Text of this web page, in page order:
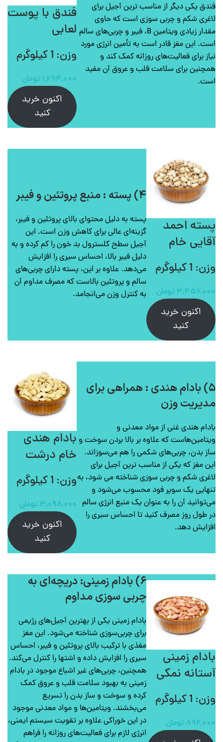
فندق یکی دیگر از مناسب ترین آجیل برای
لاغری شکم و چربی سوزی است که حاوی
مقدار زیادی ویتامین B، فیبر و چربی‌های سالم
است. این مغز قادر است به تأمین انرژی مورد
نیاز برای فعالیت‌های روزانه کمک کند و
همچنین برای سلامت قلب و عروق آن مفید
است.
فندق با پوست
لعابی
وزن: 1 کیلوگرم
۱,۶۹۴,۰۰۰ تومان
اکنون خرید
کنید
پسته احمد
آقایی خام
وزن: 1 کیلوگرم
۳,۴۵۶,۰۰۰ تومان
اکنون خرید
کنید
۴) پسته : منبع پروتئین و فیبر
پسته به دلیل محتوای بالای پروتئین و فیبر،
گزینه‌ای عالی برای کاهش وزن است. این
آجیل سطح کلسترول بد خون را کم کرده و به
دلیل فیبر بالا، احساس سیری را افزایش
می‌دهد. علاوه بر این، پسته دارای چربی‌های
سالم و پروتئین بالاست که مصرف مداوم آن
به کنترل وزن می‌انجامد.
۵) بادام هندی : همراهی برای
مدیریت وزن
بادام هندی غنی از مواد معدنی و
ویتامین‌هاست که علاوه بر بالا بردن سوخت و
ساز بدن، چربی‌های شکمی را هم می‌سوزاند.
این مغز که یکی از مناسب ترین آجیل برای
لاغری شکم و چربی سوزی شناخته می شود، به
تنهایی یک سوپر فود محسوب می‌شود و
می‌توانید آن را به عنوان یک منبع انرژی سالم
در طول روز مصرف کنید تا احساس سیری را
افزایش دهد.
بادام هندی
خام درشت
وزن: 1 کیلوگرم
۳,۰۹۸,۰۰۰ تومان
اکنون خرید
کنید
بادام زمینی
آستانه نمکی
وزن: 1 کیلوگرم
۸۹۲,۰۰۰ تومان
۶) بادام زمینی: دریچه‌ای به
چربی سوزی مداوم
بادام زمینی یکی از بهترین آجیل‌های رژیمی
برای چربی‌سوزی شناخته می‌شود. این مغز
مغذی با ترکیب بالای پروتئین و فیبر، احساس
سیری را افزایش داده و اشتها را کنترل می‌کند.
همچنین، چربی‌های غیر اشباع موجود در بادام
زمینی به بهبود سلامت قلب و عروق کمک
کرده و سوخت و ساز بدن را تسریع
می‌بخشند. ویتامین‌ها و مواد معدنی موجود
در این خوراکی علاوه بر تقویت سیستم ایمنی،
انرژی لازم برای فعالیت‌های روزانه را فراهم